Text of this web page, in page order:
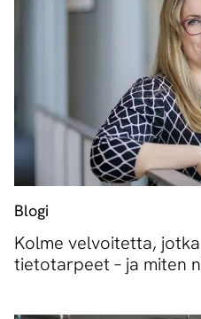
Blogi
Kolme velvoitetta,
tietotarpeet – ja miten